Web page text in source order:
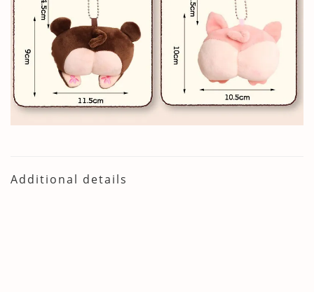
Additional details